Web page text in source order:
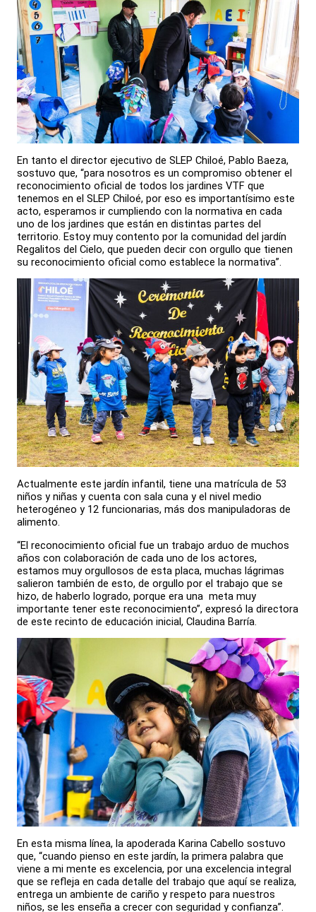
En tanto el director ejecutivo de SLEP Chiloé, Pablo Baeza,
sostuvo que, “para nosotros es un compromiso obtener el
reconocimiento oficial de todos los jardines VTF que
tenemos en el SLEP Chiloé, por eso es importantísimo este
acto, esperamos ir cumpliendo con la normativa en cada
uno de los jardines que están en distintas partes del
territorio. Estoy muy contento por la comunidad del jardín
Regalitos del Cielo, que pueden decir con orgullo que tienen
su reconocimiento oficial como establece la normativa”.
Actualmente este jardín infantil, tiene una matrícula de 53
niños y niñas y cuenta con sala cuna y el nivel medio
heterogéneo y 12 funcionarias, más dos manipuladoras de
alimento.
“El reconocimiento oficial fue un trabajo arduo de muchos
años con colaboración de cada uno de los actores,
estamos muy orgullosos de esta placa, muchas lágrimas
salieron también de esto, de orgullo por el trabajo que se
hizo, de haberlo logrado, porque era una meta muy
importante tener este reconocimiento”, expresó la directora
de este recinto de educación inicial, Claudina Barría.
En esta misma línea, la apoderada Karina Cabello sostuvo
que, “cuando pienso en este jardín, la primera palabra que
viene a mi mente es excelencia, por una excelencia integral
que se refleja en cada detalle del trabajo que aquí se realiza,
entrega un ambiente de cariño y respeto para nuestros
niños, se les enseña a crecer con seguridad y confianza”.